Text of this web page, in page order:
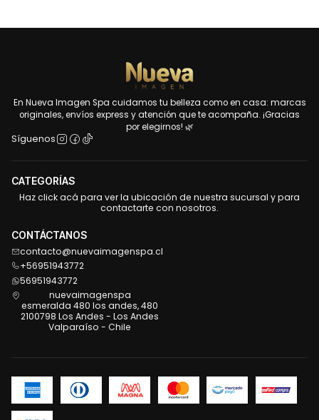
En Nueva Imagen Spa cuidamos tu belleza como en casa: marcas
originales, envíos express y atención que te acompaña. ¡Gracias
por elegirnos! 🌿
Síguenos
CATEGORÍAS
Haz click acá para ver la ubicación de nuestra sucursal y para
contactarte con nosotros.
CONTÁCTANOS
contacto@nuevaimagenspa.cl
+56951943772
56951943772
nuevaimagenspa
esmeralda 480 los andes, 480
2100798 Los Andes - Los Andes
Valparaíso - Chile